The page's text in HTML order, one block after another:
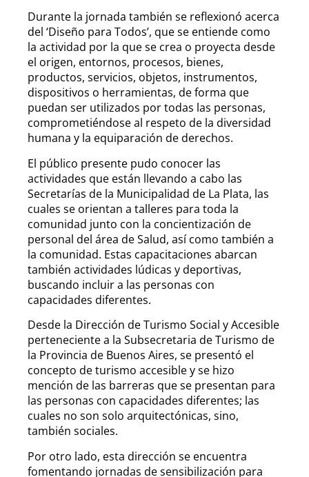
Durante la jornada también se reflexionó acerca
del ‘Diseño para Todos’, que se entiende como
la actividad por la que se crea o proyecta desde
el origen, entornos, procesos, bienes,
productos, servicios, objetos, instrumentos,
dispositivos o herramientas, de forma que
puedan ser utilizados por todas las personas,
comprometiéndose al respeto de la diversidad
humana y la equiparación de derechos.
El público presente pudo conocer las
actividades que están llevando a cabo las
Secretarías de la Municipalidad de La Plata, las
cuales se orientan a talleres para toda la
comunidad junto con la concientización de
personal del área de Salud, así como también a
la comunidad. Estas capacitaciones abarcan
también actividades lúdicas y deportivas,
buscando incluir a las personas con
capacidades diferentes.
Desde la Dirección de Turismo Social y Accesible
perteneciente a la Subsecretaria de Turismo de
la Provincia de Buenos Aires, se presentó el
concepto de turismo accesible y se hizo
mención de las barreras que se presentan para
las personas con capacidades diferentes; las
cuales no son solo arquitectónicas, sino,
también sociales.
Por otro lado, esta dirección se encuentra
fomentando jornadas de sensibilización para